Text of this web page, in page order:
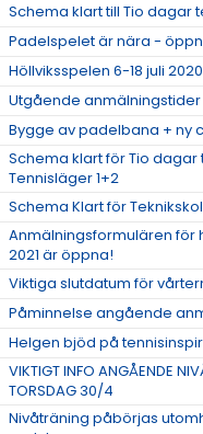
Schema klart till Tio dagar
Padelspelet är nära -
Höllviksspelen 6-18 juli 2020
Utgående
Bygge av padelbana + ny
Schema klart för Tio dagar
Tennisläger 1+2
Schema Klart för
Anmälningsformulären för
2021 är öppna!
Viktiga slutdatum för
Påminnelse angående
Helgen bjöd på
VIKTIGT INFO ANGÅENDE
TORSDAG 30/4
Nivåträning påbörjas